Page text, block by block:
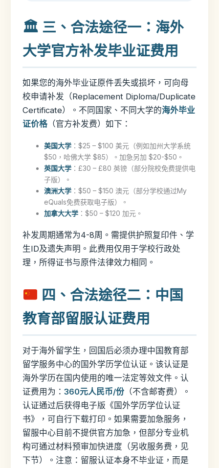
🏛️ 三、合法途径一：海外
大学官方补发毕业证费用
如果您的海外毕业证原件丢失或损坏，可向母
校申请补发（Replacement Diploma/Duplicate
Certificate）。不同国家、不同大学的海外毕业
证价格（官方补发费）如下：
美国大学：$25 – $100 美元（例如加州大学系统
$50，哈佛大学 $85）。加急另加 $20-$50。
英国大学：£30 – £80 英镑（部分院校免费提供电
子版）。
澳洲大学：$50 – $150 澳元（部分学校通过My
eQuals免费获取电子版）。
加拿大大学：$50 – $120 加元。
补发周期通常为4-8周。需提供护照复印件、学
生ID及遗失声明。此费用仅用于学校行政处
理，所得证书与原件法律效力相同。
四、合法途径二：中国
教育部留服认证费用
对于海外留学生，回国后必须办理中国教育部
留学服务中心的国外学历学位认证。该认证是
海外学历在国内使用的唯一法定等效文件。认
证费用为： 360元人民币/份（不含邮寄费）。
认证通过后获得电子版《国外学历学位认证
书》，可自行下载打印。如果需要加急服务，
留服中心目前不提供官方加急，但部分专业机
构可通过材料预审加快进度（另收服务费，见
下节）。注意：留服认证本身不毕业证，而是